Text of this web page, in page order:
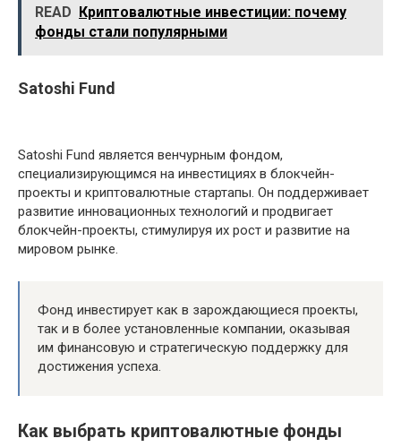
READ Криптовалютные инвестиции: почему
фонды стали популярными
Satoshi Fund
Satoshi Fund является венчурным фондом,
специализирующимся на инвестициях в блокчейн-
проекты и криптовалютные стартапы. Он поддерживает
развитие инновационных технологий и продвигает
блокчейн-проекты, стимулируя их рост и развитие на
мировом рынке.
Фонд инвестирует как в зарождающиеся проекты,
так и в более установленные компании, оказывая
им финансовую и стратегическую поддержку для
достижения успеха.
Как выбрать криптовалютные фонды